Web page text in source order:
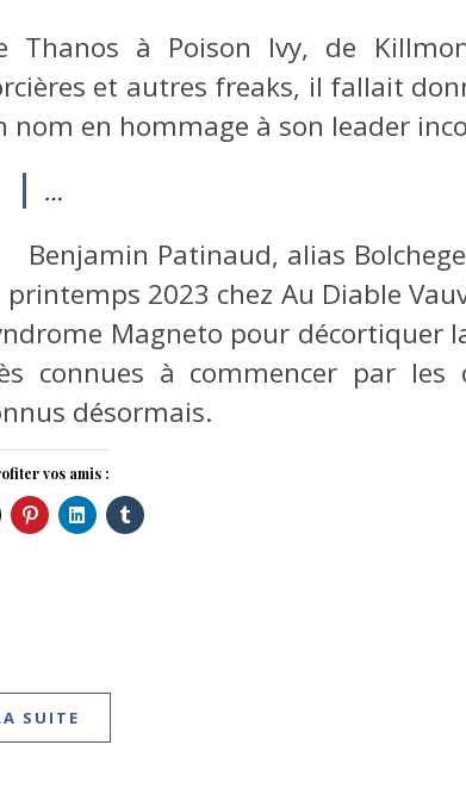
Thanos à Poison Ivy, de
et autres freaks, il fallait
nom en hommage à son leader
…
Benjamin Patinaud, alias
printemps 2023 chez Au Diable
Magneto pour décortiquer
connues à commencer par les
désormais.
vos amis :
SUITE